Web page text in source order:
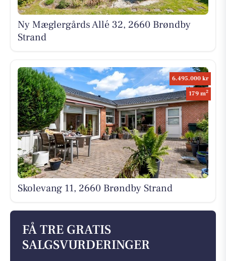
Ny Mæglergårds Allé 32, 2660 Brøndby
Strand
6.495.000 kr
179 m2
Skolevang 11, 2660 Brøndby Strand
FÅ TRE GRATIS
SALGSVURDERINGER